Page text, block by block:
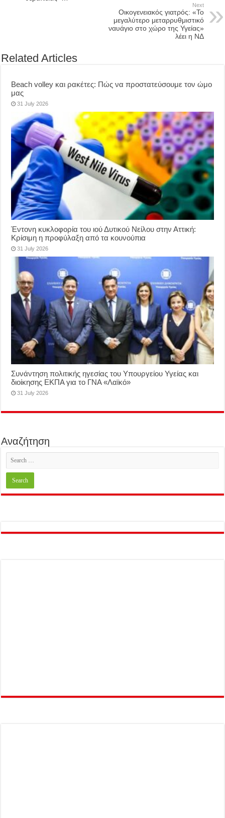
Next
Οικογενειακός γιατρός: «Το
μεγαλύτερο μεταρρυθμιστικό
ναυάγιο στο χώρο της Υγείας»
λέει η ΝΔ
Related Articles
Beach volley και ρακέτες: Πώς να προστατεύσουμε τον ώμο
μας
31 July 2026
Έντονη κυκλοφορία του ιού Δυτικού Νείλου στην Αττική:
Κρίσιμη η προφύλαξη από τα κουνούπια
31 July 2026
Συνάντηση πολιτικής ηγεσίας του Υπουργείου Υγείας και
διοίκησης ΕΚΠΑ για το ΓΝΑ «Λαϊκό»
31 July 2026
Αναζήτηση